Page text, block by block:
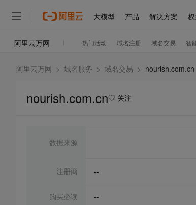
阿里云万网 > 域名服务 > 域名交易 > nourish.com.cn
nourish.com.cn 关注
数据来源
注册商 --
购买必读 --